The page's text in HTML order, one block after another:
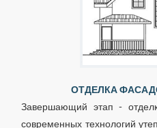
ОТДЕЛКА
Завершающий этап -
современных технологий